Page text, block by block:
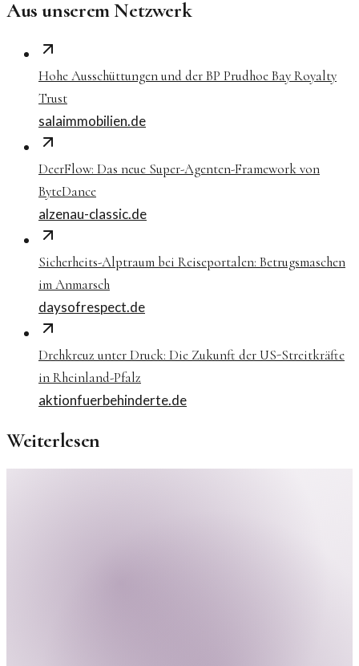
Aus unserem Netzwerk
Hohe Ausschüttungen und der BP Prudhoe Bay Royalty
Trust
salaimmobilien.de
DeerFlow: Das neue Super-Agenten-Framework von
ByteDance
alzenau-classic.de
Sicherheits-Alptraum bei Reiseportalen: Betrugsmaschen
im Anmarsch
daysofrespect.de
Drehkreuz unter Druck: Die Zukunft der US-Streitkräfte
in Rheinland-Pfalz
aktionfuerbehinderte.de
Weiterlesen